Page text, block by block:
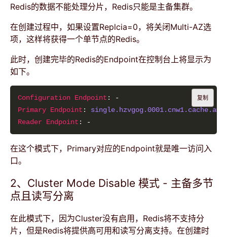
Redis的数据不能处理分片，Redis只能是主备集群。
在创建过程中，如果设置Replcia=0，将关闭Multi-AZ选
项，这样将获得一个单节点的Redis。
此时，创建完毕的Redis的Endpoint在控制台上将显示为
如下。
Configuration Endpoint
Primary Endpoint :
Reader Endpoint
复制
在这个模式下，Primary对应的Endpoint就是唯一访问入
口。
2、Cluster Mode Disable 模式 - 主备多节
点且读写分离
在此模式下，因为Cluster没有启用，Redis将不支持分
片，但是Redis将提供高可用和读写分离支持。在创建时